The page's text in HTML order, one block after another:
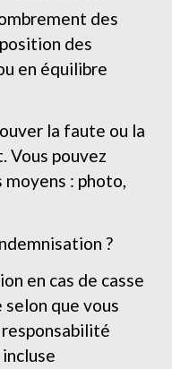
des
des
en équilibre
la faute ou la
Vous pouvez
: photo,
?
en cas de casse
que vous
responsabilité